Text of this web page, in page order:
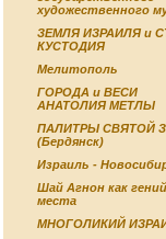
художественного
ЗЕМЛЯ ИЗРАИЛЯ и
КУСТОДИЯ
Мелитополь
ГОРОДА и ВЕСИ
АНАТОЛИЯ МЕТЛЫ
ПАЛИТРЫ СВЯТОЙ
(Бердянск)
Израиль -
Шай Агнон как гений
места
МНОГОЛИКИЙ